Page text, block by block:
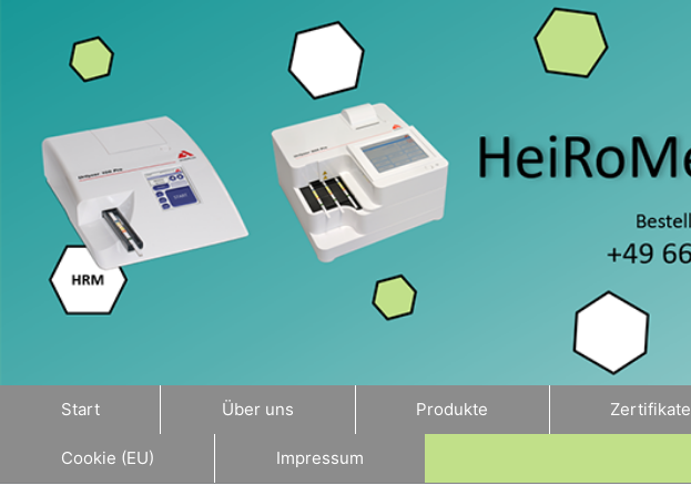
Start Über uns Produkte Zertifikate
Cookie (EU) Impressum